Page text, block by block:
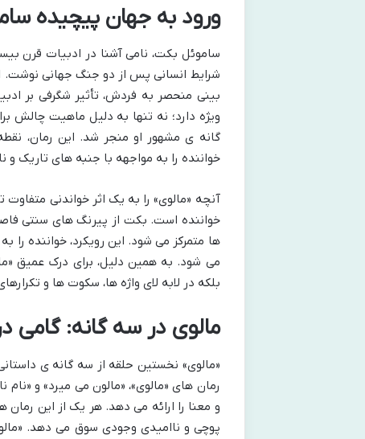
ورود به جهان پیچیده
ساموئل بکت، نامی آشنا در ادبیات قرن
بینی منحصر به فردش، تأثیر شگرفی بر
ویژه دارد؛ نه تنها به دلیل ماهیت چالش
گانه ی مشهور او منجر شد. این رمان،
خواننده را به مواجهه با جنبه های تاریک
آنچه «مالوی» را به یک اثر خواندنی
خواننده است. بکت از پیرنگ های سنتی
ها متمرکز می شود. این رویکرد، خواننده
می شود. به همین دلیل، برای درک عمیق
بلکه در لابه لای واژه ها، سکوت ها و
مالوی در سه گانه: گامی
«مالوی» نخستین حلقه از سه گانه ی
رمان های «مالوی»، «مالون می میرد» و
و معنا را ارائه می دهد. هر یک از این
پوچی و ناامیدی وجودی سوق می دهد.